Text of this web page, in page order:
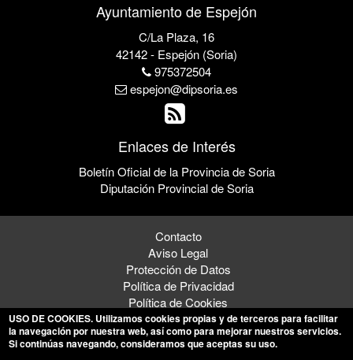
Ayuntamiento de Espejón
C/La Plaza, 16
42142 - Espejón (Soria)
975372504
espejon@dipsoria.es
Enlaces de Interés
Boletín Oficial de la Provincia de Soria
Diputación Provincial de Soria
Contacto
Aviso Legal
Protección de Datos
Política de Privacidad
Política de Cookies
USO DE COOKIES. Utilizamos cookies propias y de terceros para facilitar
la navegación por nuestra web, así como para mejorar nuestros servicios.
Si continúas navegando, consideramos que aceptas su uso.